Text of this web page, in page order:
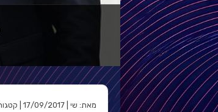
מאת: שי | 17/09/2017 | קטגוריה: